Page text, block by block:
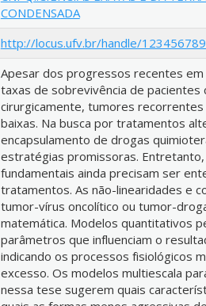
CONDENSADA
http://locus.ufv.br/handle/
Apesar dos progressos recentes
taxas de sobrevivência de
cirurgicamente, tumores
baixas. Na busca por tratamentos
encapsulamento de drogas
estratégias promissoras.
fundamentais ainda precisam ser
tratamentos. As não-linearidades e
tumor-vírus oncolítico ou tumor-
matemática. Modelos quantitativos
parâmetros que influenciam o
indicando os processos fisiológicos
excesso. Os modelos multiescala
nessa tese sugerem quais